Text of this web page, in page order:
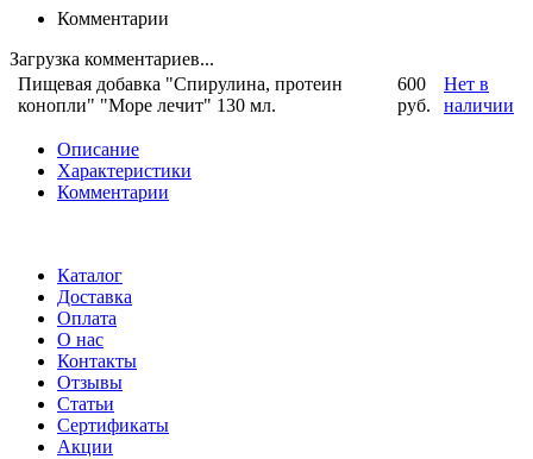
Комментарии
Загрузка комментариев...
Пищевая добавка "Спирулина, протеин
конопли" "Море лечит" 130 мл.
600
руб.
Нет в
наличии
Описание
Характеристики
Комментарии
Каталог
Доставка
Оплата
О нас
Контакты
Отзывы
Статьи
Сертификаты
Акции